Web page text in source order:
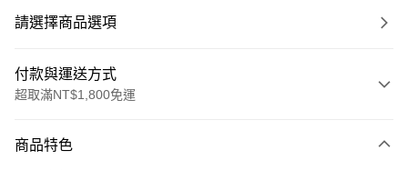
請選擇商品選項
付款與運送方式
超取滿NT$1,800免運
信用卡一次付款
商品特色